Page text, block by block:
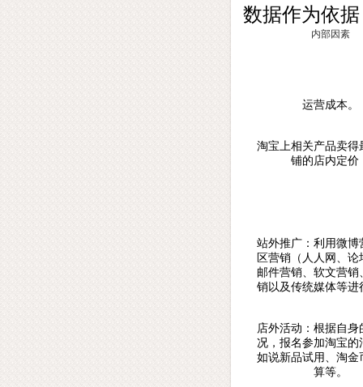
数据作为依
内部因素
运营成本。
淘宝上相关产品卖得
铺的店内定价
站外推广：利用微博
区营销（人人网、论
邮件营销、软文营销
销以及传统媒体等进
店外活动：根据自身
况，报名参加淘宝的
如说新品试用、淘金
算等。